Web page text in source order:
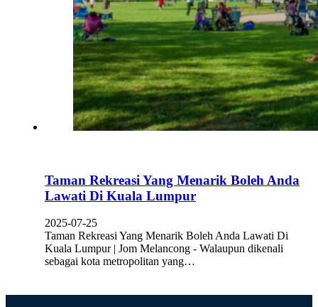
Taman Rekreasi Yang Menarik Boleh Anda
Lawati Di Kuala Lumpur
2025-07-25
Taman Rekreasi Yang Menarik Boleh Anda Lawati Di
Kuala Lumpur | Jom Melancong - Walaupun dikenali
sebagai kota metropolitan yang…